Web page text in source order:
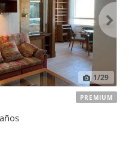
1/29
PREMIUM